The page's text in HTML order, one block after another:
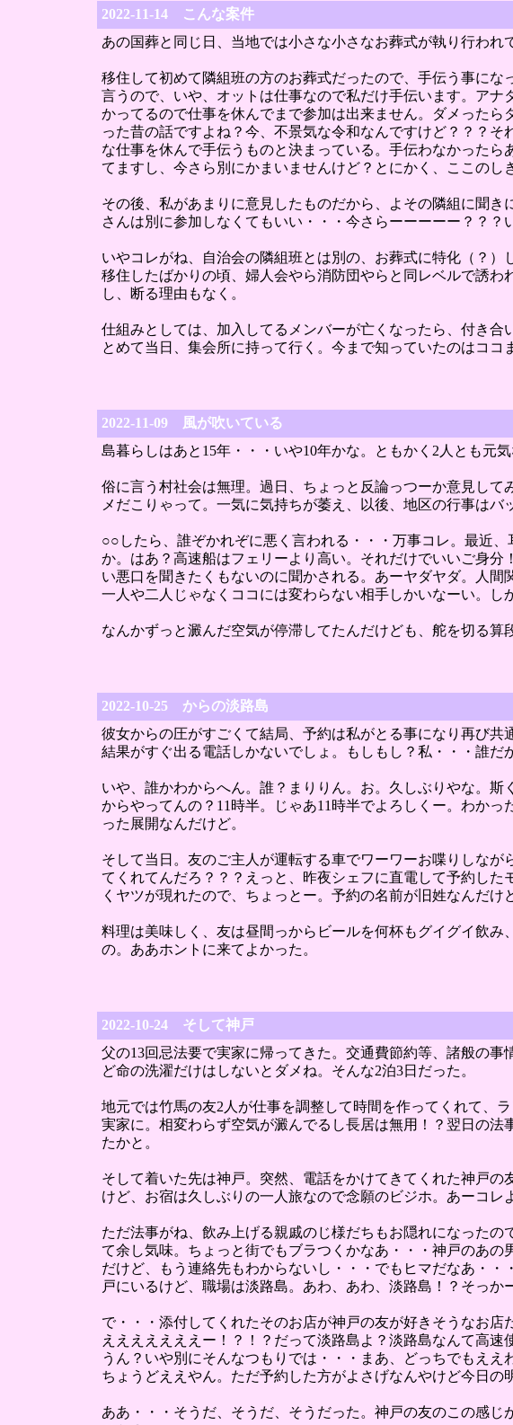
2022-11-14 こんな案件
あの国葬と同じ日、当地では小さな小さなお葬式が執り行われ
移住して初めて隣組班の方のお葬式だったので、手伝う事にな
言うので、いや、オットは仕事なので私だけ手伝います。ア
かってるので仕事を休んでまで参加は出来ません。ダメった
った昔の話ですよね？今、不景気な令和なんですけど？？？
な仕事を休んで手伝うものと決まっている。手伝わなかった
てますし、今さら別にかまいませんけど？とにかく、ここのし
その後、私があまりに意見したものだから、よその隣組に聞
さんは別に参加しなくてもいい・・・今さらーーーーー？？
いやコレがね、自治会の隣組班とは別の、お葬式に特化（？
移住したばかりの頃、婦人会やら消防団やらと同レベルで誘
し、断る理由もなく。
仕組みとしては、加入してるメンバーが亡くなったら、付き
とめて当日、集会所に持って行く。今まで知っていたのはコ
2022-11-09 風が吹いている
島暮らしはあと15年・・・いや10年かな。ともかく2人とも元
俗に言う村社会は無理。過日、ちょっと反論っつーか意見し
メだこりゃって。一気に気持ちが萎え、以後、地区の行事はバ
○○したら、誰ぞかれぞに悪く言われる・・・万事コレ。最近
か。はあ？高速船はフェリーより高い。それだけでいいご身
い悪口を聞きたくもないのに聞かされる。あーヤダヤダ。人
一人や二人じゃなくココには変わらない相手しかいなーい。し
なんかずっと澱んだ空気が停滞してたんだけども、舵を切る算
2022-10-25 からの淡路島
彼女からの圧がすごくて結局、予約は私がとる事になり再び
結果がすぐ出る電話しかないでしょ。もしもし？私・・・誰だ
いや、誰かわからへん。誰？まりりん。お。久しぶりやな。
からやってんの？11時半。じゃあ11時半でよろしくー。わか
った展開なんだけど。
そして当日。友のご主人が運転する車でワーワーお喋りしな
てくれてんだろ？？？えっと、昨夜シェフに直電して予約し
くヤツが現れたので、ちょっとー。予約の名前が旧姓なんだ
料理は美味しく、友は昼間っからビールを何杯もグイグイ飲
の。ああホントに来てよかった。
2022-10-24 そして神戸
父の13回忌法要で実家に帰ってきた。交通費節約等、諸般の
ど命の洗濯だけはしないとダメね。そんな2泊3日だった。
地元では竹馬の友2人が仕事を調整して時間を作ってくれて、
実家に。相変わらず空気が澱んでるし長居は無用！？翌日の
たかと。
そして着いた先は神戸。突然、電話をかけてきてくれた神戸
けど、お宿は久しぶりの一人旅なので念願のビジホ。あーコレ
ただ法事がね、飲み上げる親戚のじ様だちもお隠れになった
て余し気味。ちょっと街でもブラつくかなあ・・・神戸のあ
だけど、もう連絡先もわからないし・・・でもヒマだなあ・
戸にいるけど、職場は淡路島。あわ、あわ、淡路島！？そっか
で・・・添付してくれたそのお店が神戸の友が好きそうなお
えええええええー！？！？だって淡路島よ？淡路島なんて高
うん？いや別にそんなつもりでは・・・まあ、どっちでもえ
ちょうどええやん。ただ予約した方がよさげなんやけど今日の
ああ・・・そうだ、そうだ、そうだった。神戸の友のこの感